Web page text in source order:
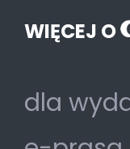
WIĘCEJ O
dla